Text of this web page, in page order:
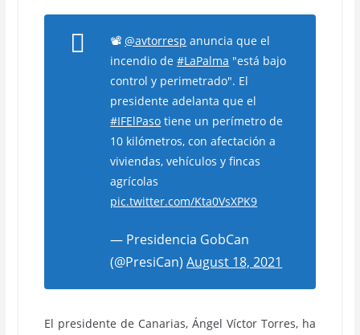
📽️@avtorresp anuncia que el
incendio de#LaPalma "está bajo
control y perimetrado". El
presidente adelanta que el
#IFElPaso tiene un perímetro de
10 kilómetros, con afectación a
viviendas, vehículos y fincas
agrícolas
pic.twitter.com/Kta0VsXPK9
— Presidencia GobCan
(@PresiCan)August 18, 2021
El presidente de Canarias, Ángel Víctor Torres, ha